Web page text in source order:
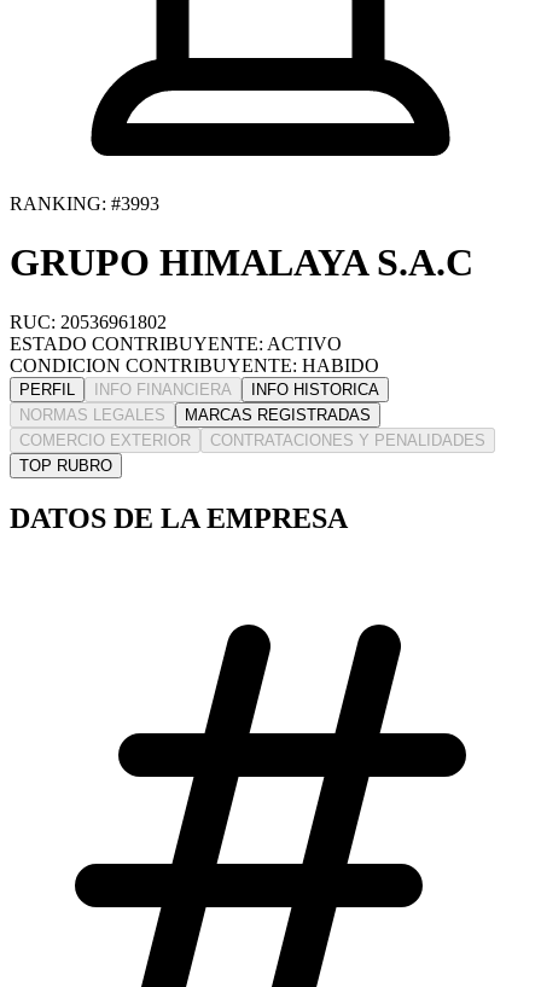
RANKING: #3993
GRUPO HIMALAYA S.A.C
RUC: 20536961802
ESTADO CONTRIBUYENTE: ACTIVO
CONDICION CONTRIBUYENTE: HABIDO
PERFIL INFO FINANCIERA
INFO HISTORICA
NORMAS LEGALES
MARCAS REGISTRADAS
COMERCIO EXTERIOR
CONTRATACIONES Y PENALIDADES
TOP RUBRO
DATOS DE LA EMPRESA